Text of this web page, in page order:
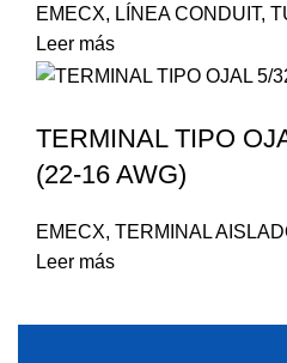
EMECX, LÍNEA CONDUIT,
Leer más
TERMINAL TIPO
(22-16 AWG)
EMECX, TERMINAL
Leer más